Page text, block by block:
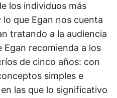
los individuos más
que Egan nos cuenta
tratando a la audiencia
Egan recomienda a los
de cinco años: con
simples e
las que lo significativo